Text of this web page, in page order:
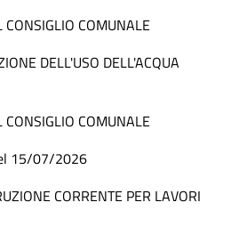
CONSIGLIO COMUNALE
DELL'USO DELL'ACQUA
CONSIGLIO COMUNALE
15/07/2026
CORRENTE PER LAVORI